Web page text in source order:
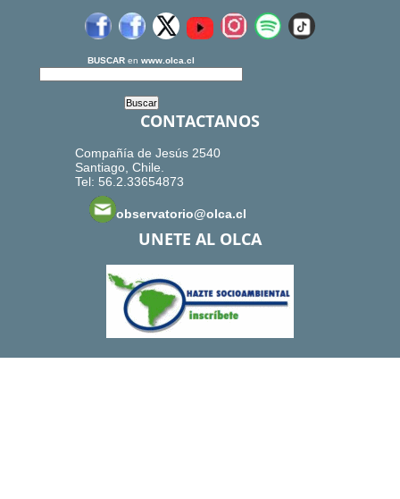
BUSCAR en www.olca.cl
CONTACTANOS
Compañía de Jesús 2540
Santiago, Chile.
Tel: 56.2.33654873
observatorio@olca.cl
UNETE AL OLCA